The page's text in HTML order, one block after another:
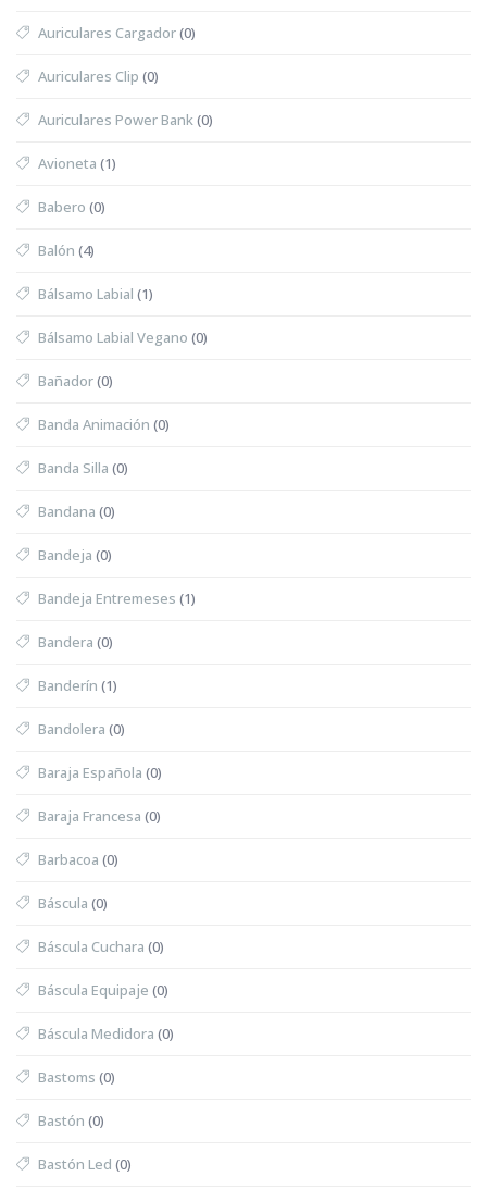
Auriculares Cargador(0)
Auriculares Clip (0)
Auriculares Power Bank(0)
Avioneta (1)
Babero (0)
Balón (4)
Bálsamo Labial (1)
Bálsamo Labial Vegano (0)
Bañador(0)
Banda Animación (0)
Banda Silla (0)
Bandana (0)
Bandeja (0)
Bandeja Entremeses (1)
Bandera (0)
Banderín (1)
Bandolera (0)
Baraja Española (0)
Baraja Francesa (0)
Barbacoa (0)
Báscula (0)
Báscula Cuchara (0)
Báscula Equipaje (0)
Báscula Medidora (0)
Bastoms (0)
Bastón (0)
Bastón Led (0)